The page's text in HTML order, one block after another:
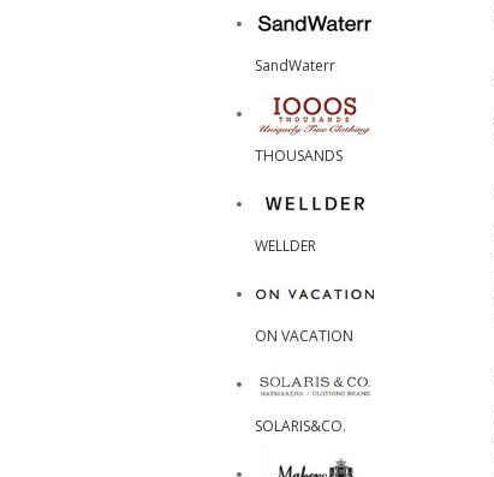
SandWaterr
THOUSANDS
WELLDER
ON VACATION
SOLARIS&CO.